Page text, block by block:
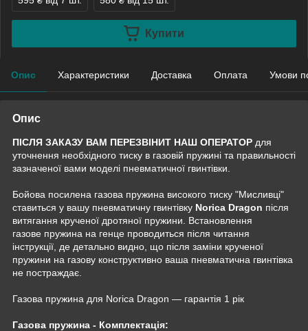
Купити
Опис Характеристики Доставка Оплата Умови
Опис
ПІСЛЯ ЗАКАЗУ ВАМ ПЕРЕЗВІНИТ НАШ ОПЕРАТОР для
уточнення необхідного тиску в газовій пружині та правильності
зазначеної вами моделі пневматичної гвинтівки.
Бойова посилена газова пружина високого тиску "Мисливці"
ставиться у вашу пневматичну гвинтівку Norica Dragon після
витягання крученої дротяної пружини. Встановлення
газове пружина на генце проводиться після читання
інструкції, де детально видно, що після заміни крученої
пружини на газову конструктивно ваша пневматична гвинтівка
не постраждає.
Газова пружина для Norica Dragon — гарантія 1 рік
Газова пружина - Комплектація: